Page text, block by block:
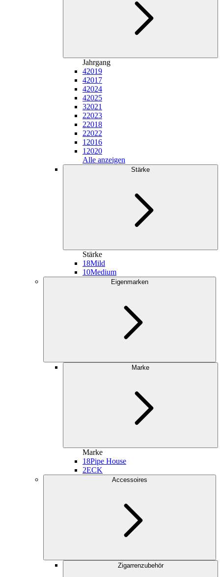
Jahrgang
42019
42017
42024
42025
32021
22023
22018
22022
1 2016
1 2020
Alle anzeigen
Stärke
Stärke
18Mild
10Medium
Eigenmarken
Marke
Marke
18Pipe House
2ECK
Accessoires
Zigarrenzubehör